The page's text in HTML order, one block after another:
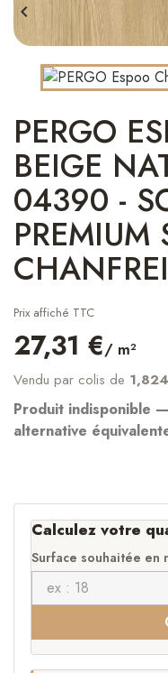

PERGO
BEIGE
04390 -
PREMIUM
Prix affiché TTC
27,31 €/ m²
Vendu par colis de 1,824
Produit indisponible
alternative
Calculez votre
Surface souhaitée en